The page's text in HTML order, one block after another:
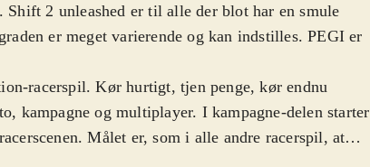
Shift 2 unleashed er til alle der blot har en smule
er meget varierende og kan indstilles. PEGI er
racerspil. Kør hurtigt, tjen penge, kør endnu
kampagne og multiplayer. I kampagne-delen starter
Målet er, som i alle andre racerspil, at